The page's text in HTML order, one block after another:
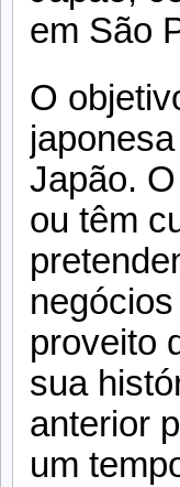
em São
O
Japão.
ou têm
proveito
sua
anterior
um